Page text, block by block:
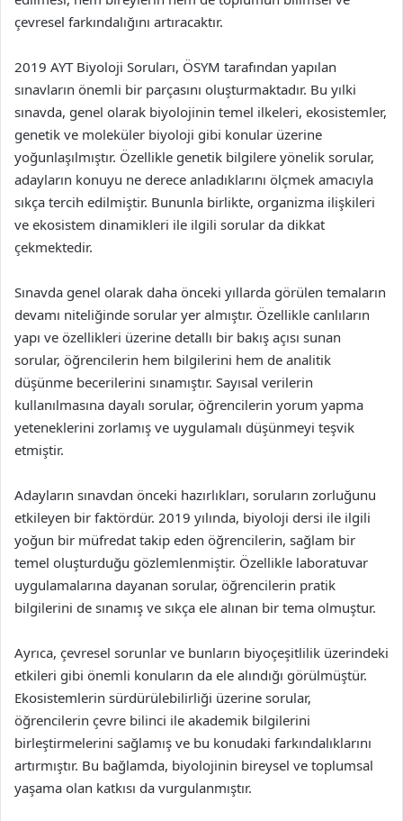
çevresel farkındalığını artıracaktır.
2019 AYT Biyoloji Soruları, ÖSYM tarafından yapılan
sınavların önemli bir parçasını oluşturmaktadır. Bu yılki
sınavda, genel olarak biyolojinin temel ilkeleri, ekosistemler,
genetik ve moleküler biyoloji gibi konular üzerine
yoğunlaşılmıştır. Özellikle genetik bilgilere yönelik sorular,
adayların konuyu ne derece anladıklarını ölçmek amacıyla
sıkça tercih edilmiştir. Bununla birlikte, organizma ilişkileri
ve ekosistem dinamikleri ile ilgili sorular da dikkat
çekmektedir.
Sınavda genel olarak daha önceki yıllarda görülen temaların
devamı niteliğinde sorular yer almıştır. Özellikle canlıların
yapı ve özellikleri üzerine detallı bir bakış açısı sunan
sorular, öğrencilerin hem bilgilerini hem de analitik
düşünme becerilerini sınamıştır. Sayısal verilerin
kullanılmasına dayalı sorular, öğrencilerin yorum yapma
yeteneklerini zorlamış ve uygulamalı düşünmeyi teşvik
etmiştir.
Adayların sınavdan önceki hazırlıkları, soruların zorluğunu
etkileyen bir faktördür. 2019 yılında, biyoloji dersi ile ilgili
yoğun bir müfredat takip eden öğrencilerin, sağlam bir
temel oluşturduğu gözlemlenmiştir. Özellikle laboratuvar
uygulamalarına dayanan sorular, öğrencilerin pratik
bilgilerini de sınamış ve sıkça ele alınan bir tema olmuştur.
Ayrıca, çevresel sorunlar ve bunların biyoçeşitlilik üzerindeki
etkileri gibi önemli konuların da ele alındığı görülmüştür.
Ekosistemlerin sürdürülebilirliği üzerine sorular,
öğrencilerin çevre bilinci ile akademik bilgilerini
birleştirmelerini sağlamış ve bu konudaki farkındalıklarını
artırmıştır. Bu bağlamda, biyolojinin bireysel ve toplumsal
yaşama olan katkısı da vurgulanmıştır.